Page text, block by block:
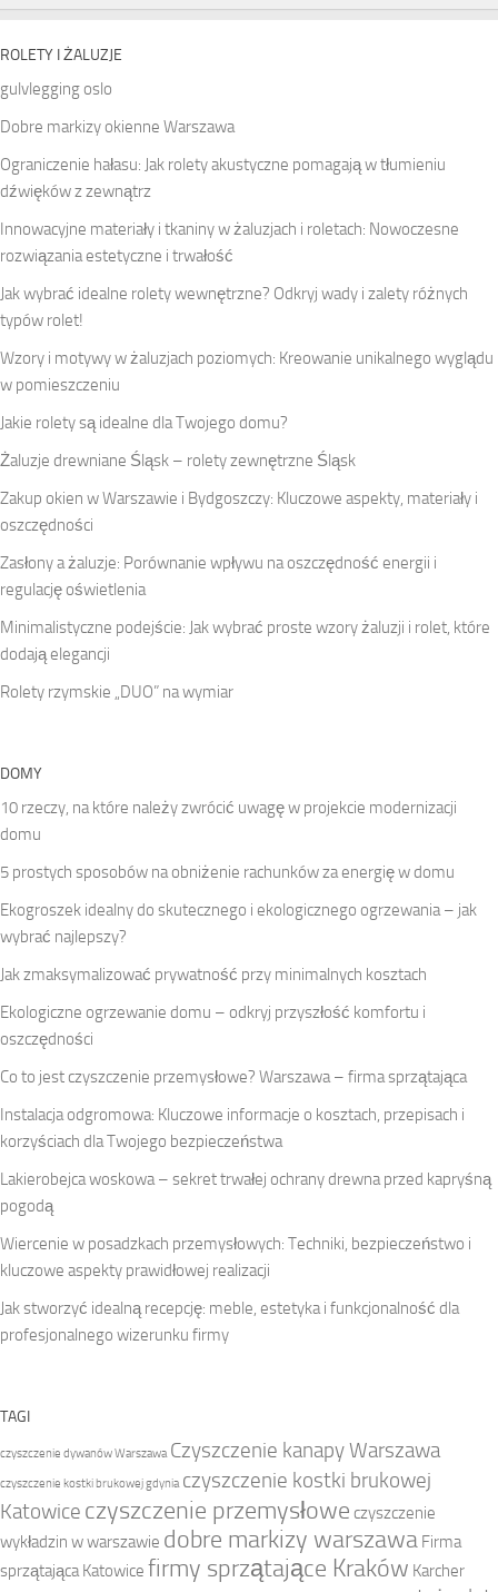
ROLETY I ŻALUZJE
gulvlegging oslo
Dobre markizy okienne Warszawa
Ograniczenie hałasu: Jak rolety akustyczne pomagają w tłumieniu
dźwięków z zewnątrz
Innowacyjne materiały i tkaniny w żaluzjach i roletach: Nowoczesne
rozwiązania estetyczne i trwałość
Jak wybrać idealne rolety wewnętrzne? Odkryj wady i zalety różnych
typów rolet!
Wzory i motywy w żaluzjach poziomych: Kreowanie unikalnego wyglądu
w pomieszczeniu
Jakie rolety są idealne dla Twojego domu?
Żaluzje drewniane Śląsk – rolety zewnętrzne Śląsk
Zakup okien w Warszawie i Bydgoszczy: Kluczowe aspekty, materiały i
oszczędności
Zasłony a żaluzje: Porównanie wpływu na oszczędność energii i
regulację oświetlenia
Minimalistyczne podejście: Jak wybrać proste wzory żaluzji i rolet, które
dodają elegancji
Rolety rzymskie „DUO” na wymiar
DOMY
10 rzeczy, na które należy zwrócić uwagę w projekcie modernizacji
domu
5 prostych sposobów na obniżenie rachunków za energię w domu
Ekogroszek idealny do skutecznego i ekologicznego ogrzewania – jak
wybrać najlepszy?
Jak zmaksymalizować prywatność przy minimalnych kosztach
Ekologiczne ogrzewanie domu – odkryj przyszłość komfortu i
oszczędności
Co to jest czyszczenie przemysłowe? Warszawa – firma sprzątająca
Instalacja odgromowa: Kluczowe informacje o kosztach, przepisach i
korzyściach dla Twojego bezpieczeństwa
Lakierobejca woskowa – sekret trwałej ochrany drewna przed kapryśną
pogodą
Wiercenie w posadzkach przemysłowych: Techniki, bezpieczeństwo i
kluczowe aspekty prawidłowej realizacji
Jak stworzyć idealną recepcję: meble, estetyka i funkcjonalność dla
profesjonalnego wizerunku firmy
TAGI
czyszczenie dywanów Warszawa Czyszczenie kanapy Warszawa
czyszczenie kostki brukowej gdynia czyszczenie kostki brukowej
Katowice czyszczenie przemysłowe czyszczenie
wykładzin w warszawie dobre markizy warszawa Firma
sprzątająca Katowice firmy sprzątające Kraków Karcher